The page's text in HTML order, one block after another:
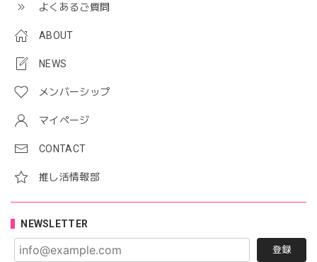
よくあるご質問
ABOUT
NEWS
メンバーシップ
マイページ
CONTACT
推し活情報部
NEWSLETTER
登録